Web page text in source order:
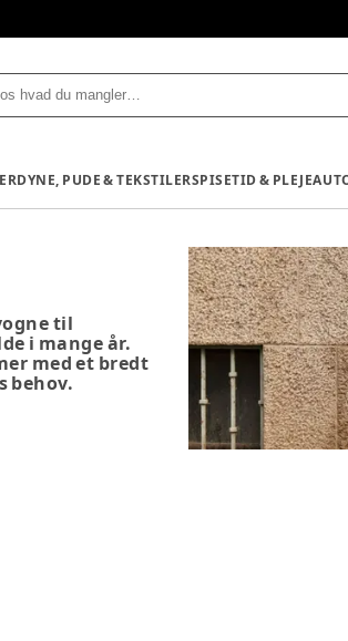
DYNE, PUDE & TEKSTILERSPISETID & PLEJE
til
i mange år.
med et bredt
behov.